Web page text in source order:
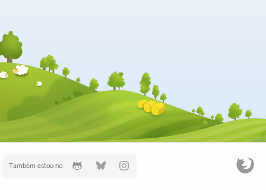
Também estou no